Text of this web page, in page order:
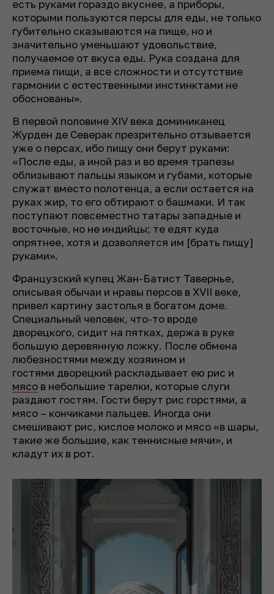
есть руками гораздо вкуснее, а приборы,
которыми пользуются персы для еды, не только
губительно сказываются на пище, но и
значительно уменьшают удовольствие,
получаемое от вкуса еды. Рука создана для
приема пищи, а все сложности и отсутствие
гармонии с естественными инстинктами не
обоснованы».
В первой половине XIV века доминиканец
Журден де Северак презрительно отзывается
уже о персах, ибо пищу они берут руками:
«После еды, а иной раз и во время трапезы
облизывают пальцы языком и губами, которые
служат вместо полотенца, а если остается на
руках жир, то его обтирают о башмаки. И так
поступают повсеместно татары западные и
восточные, но не индийцы; те едят куда
опрятнее, хотя и дозволяется им [брать пищу]
руками».
Французский купец Жан-Батист Тавернье,
описывая обычаи и нравы персов в XVII веке,
привел картину застолья в богатом доме.
Специальный человек, что-то вроде
дворецкого, сидит на пятках, держа в руке
большую деревянную ложку. После обмена
любезностями между хозяином и
гостями дворецкий раскладывает ею рис и
мясо в небольшие тарелки, которые слуги
раздают гостям. Гости берут рис горстями, а
мясо – кончиками пальцев. Иногда они
смешивают рис, кислое молоко и мясо «в шары,
такие же большие, как теннисные мячи», и
кладут их в рот.